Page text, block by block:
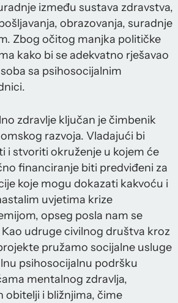
između sustava zdravstva,
obrazovanja, suradnje
Zbog očitog manjka političke
kako bi se adekvatno rješavao
sa psihosocijalnim
zdravlje ključan je čimbenik
razvoja. Vladajući bi
i stvoriti okruženje u kojem će
financiranje biti predviđeni za
koje mogu dokazati kakvoću i
uvjetima krize
opseg posla nam se
udruge civilnog društva kroz
pružamo socijalne usluge
psihosocijalnu podršku
mentalnog zdravlja,
obitelji i bližnjima, čime